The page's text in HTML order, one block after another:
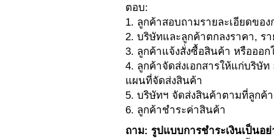
ตอบ:
1. ลูกค้าสอบถามรายละเอียดขอ
2. บริษัทและลูกค้าตกลงราคา, รา
3. ลูกค้าแจ้งสั่งซื้อสินค้า หรือออ
4. ลูกค้าจัดส่งเอกสารให้แก่บริษั
แผนที่จัดส่งสินค้า
5. บริษัทฯ จัดส่งสินค้าตามที่ลูกค้
6. ลูกค้าชำระค่าสินค้า
ถาม: รูปแบบการชำระเงินเป็นอย่